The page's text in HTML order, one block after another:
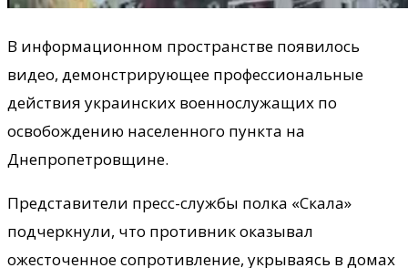
В информационном пространстве появилось
видео, демонстрирующее профессиональные
действия украинских военнослужащих по
освобождению населенного пункта на
Днепропетровщине.
Представители пресс-службы полка «Скала»
подчеркнули, что противник оказывал
ожесточенное сопротивление, укрываясь в домах